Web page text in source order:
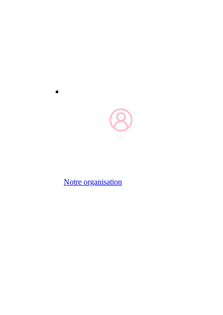
Notre organisation